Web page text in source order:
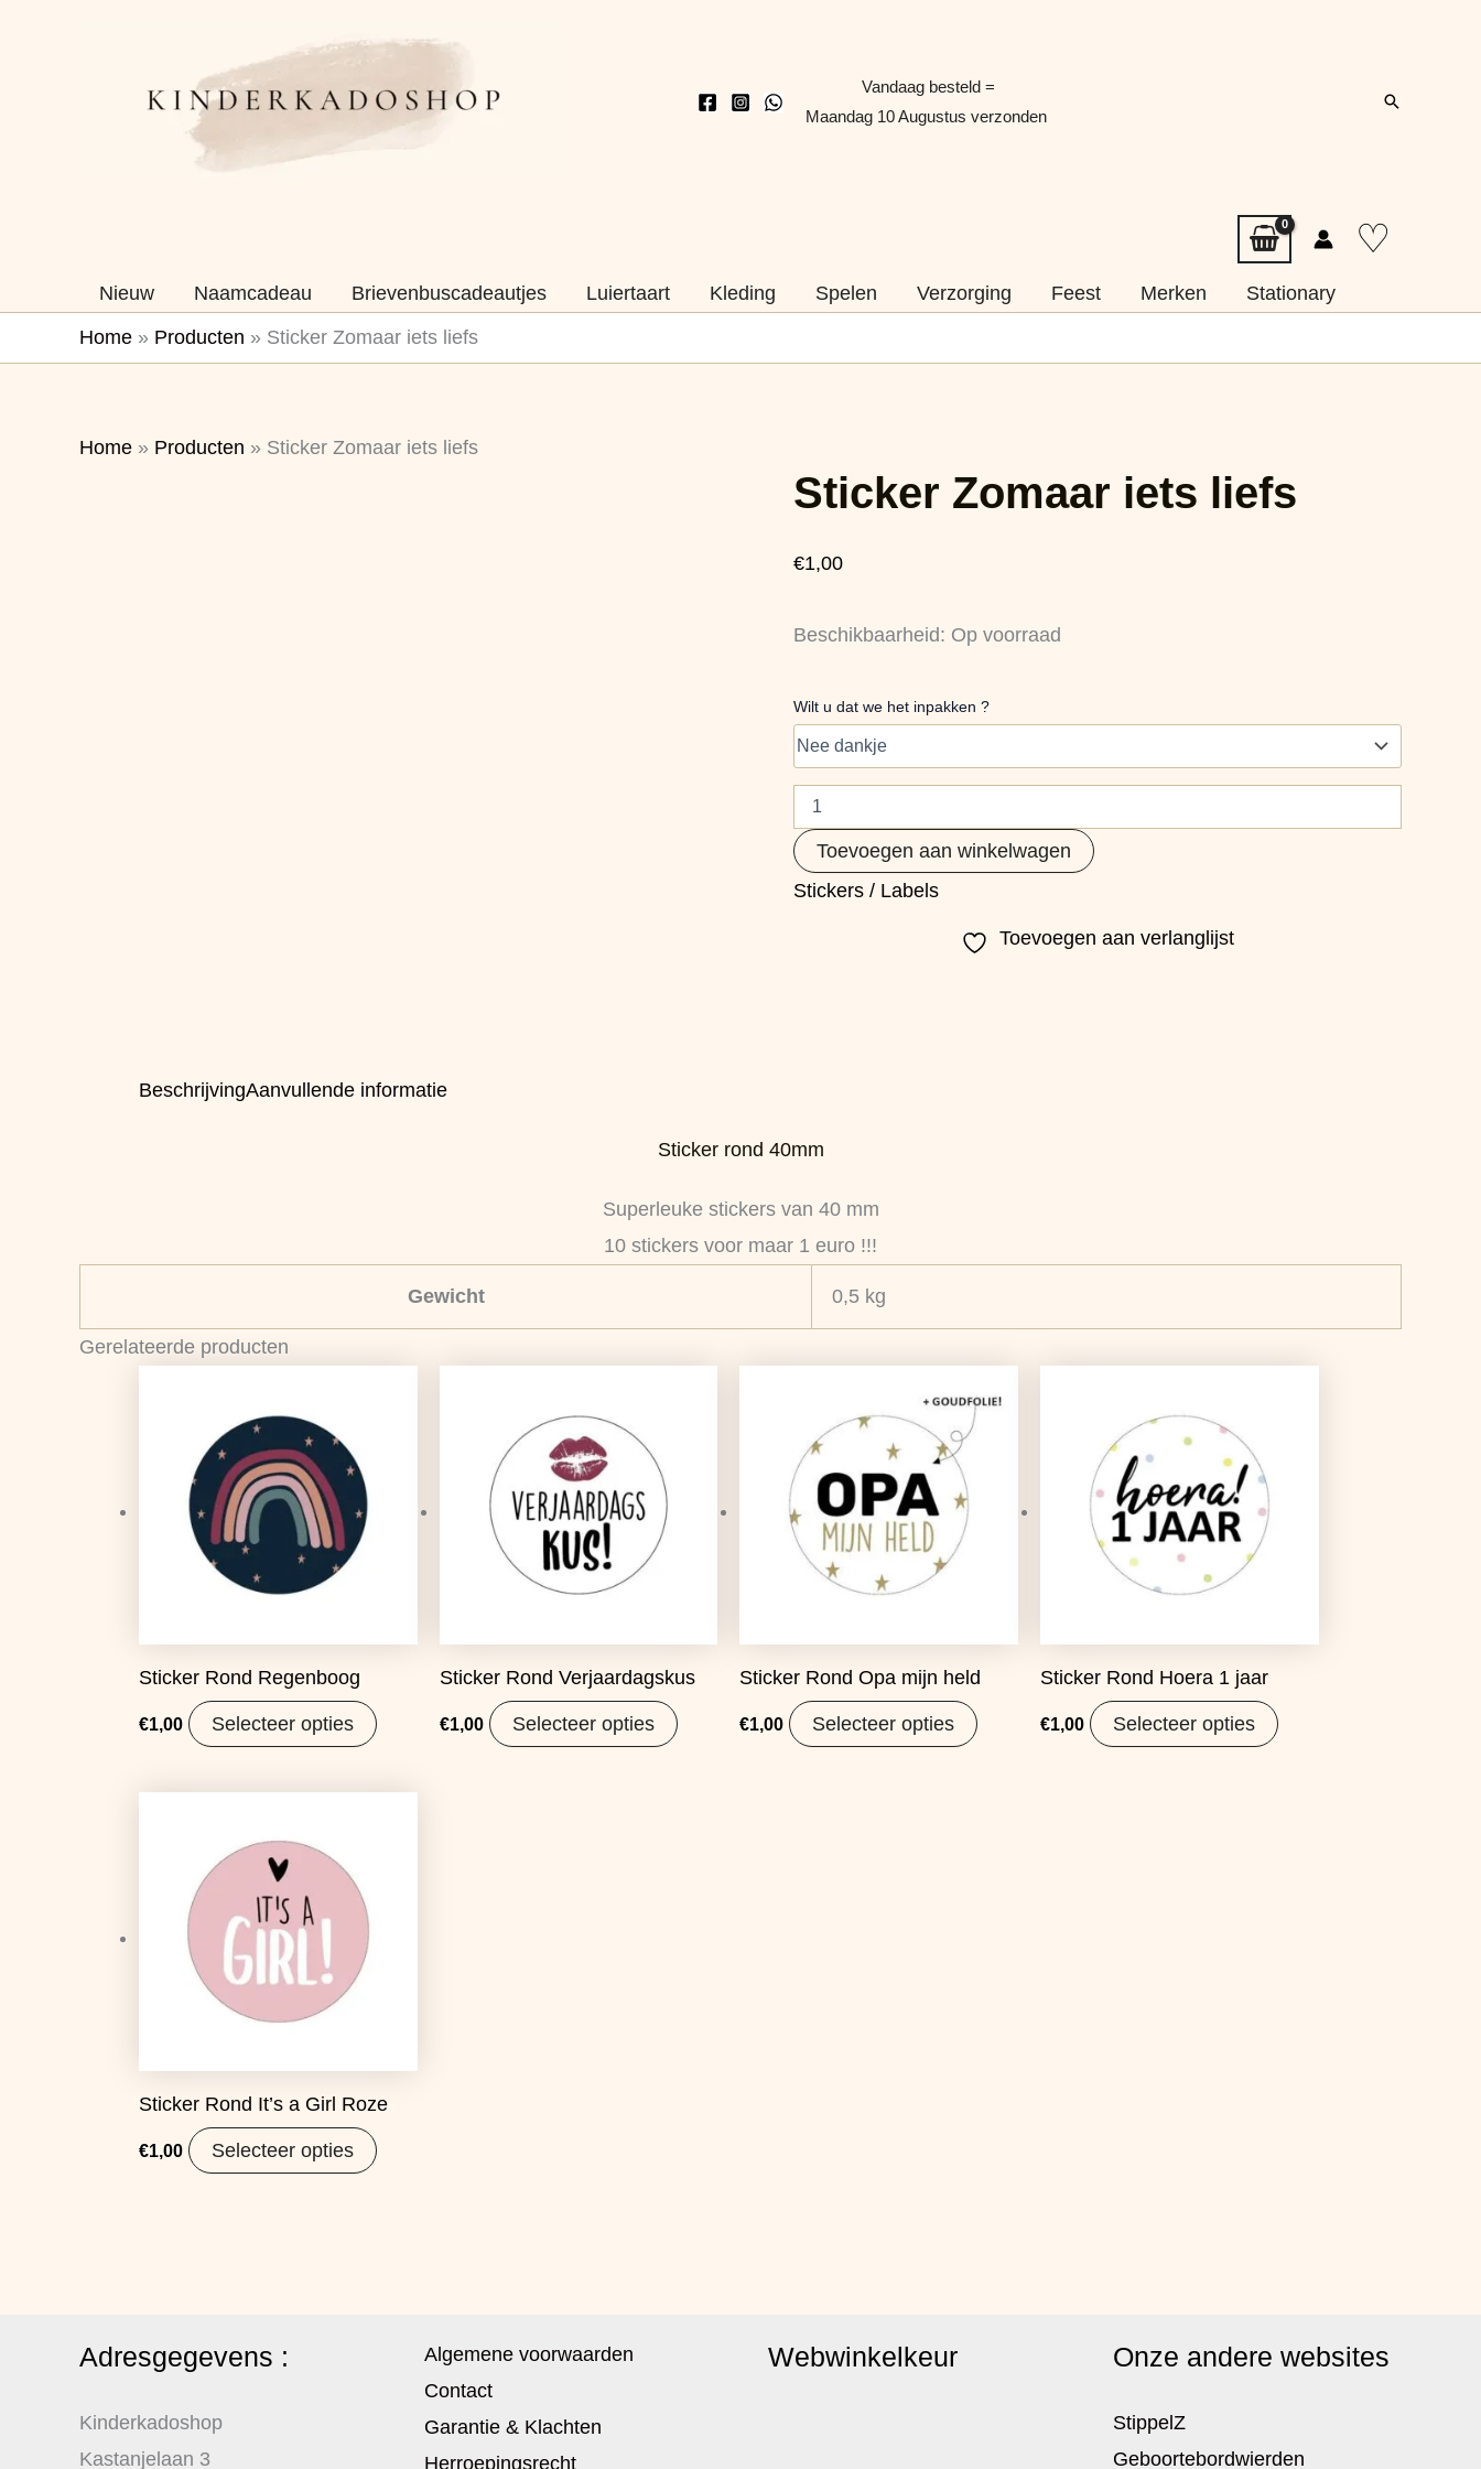
Vandaag besteld =
Maandag 10 Augustus verzonden
Zoeken
♡
Nieuw Naamcadeau Brievenbuscadeautjes Luiertaart Kleding Spelen Verzorging Feest Merken
Stationary
Home » Producten » Sticker Zomaar iets liefs
Home » Producten » Sticker Zomaar iets liefs
Sticker Zomaar iets liefs
€1,00
Beschikbaarheid: Op voorraad
Wilt u dat we het inpakken ?
iets
liefs
Toevoegen aan winkelwagen
Stickers / Labels
Toevoegen aan verlanglijst
BeschrijvingAanvullende informatie
Sticker rond 40mm
Superleuke stickers van 40 mm
10 stickers voor maar 1 euro !!!
Gewicht 0,5 kg
Gerelateerde producten
Sticker Rond Regenboog
€1,00 Selecteer opties
Sticker Rond Verjaardagskus
€1,00 Selecteer opties
Sticker Rond Opa mijn held
€1,00 Selecteer opties
Sticker Rond Hoera 1 jaar
€1,00 Selecteer opties
Sticker Rond It’s a Girl Roze
€1,00 Selecteer opties
Adresgegevens :
Kinderkadoshop
Kastanjelaan 3
Algemene voorwaarden
Contact
Garantie & Klachten
Herroepingsrecht
Webwinkelkeur Onze andere websites
StippelZ
Geboortebordwierden